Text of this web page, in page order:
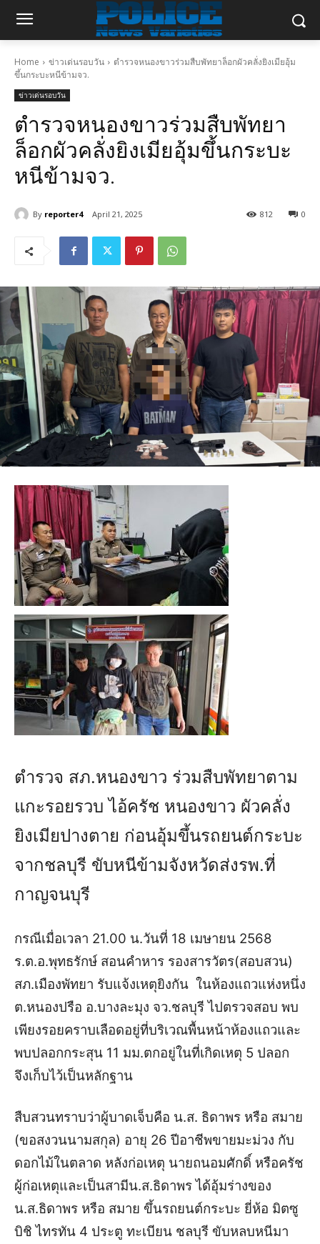
Home ข่าวเด่นรอบวัน
ตำรวจหนองขาวร่วมสืบพัทยาล็อกผัวคลั่งยิงเมียอุ้ม
ขึ้นกระบะหนีข้ามจว.
ข่าวเด่นรอบวัน
ตำรวจหนองขาวร่วมสืบพัทยา
ล็อกผัวคลั่งยิงเมียอุ้มขึ้นกระบะ
หนีข้ามจว.
By reporter4 April 21, 2025 0
812
ตำรวจ สภ.หนองขาว ร่วมสืบพัทยาตาม
แกะรอยรวบ ไอ้ครัช หนองขาว ผัวคลั่ง
ยิงเมียปางตาย ก่อนอุ้มขึ้นรถยนต์กระบะ
จากชลบุรี ขับหนีข้ามจังหวัดส่งรพ.ที่
กาญจนบุรี
กรณีเมื่อเวลา 21.00 น.วันที่ 18 เมษายน 2568
ร.ต.อ.พุทธรักษ์ สอนคําหาร รองสารวัตร(สอบสวน)
สภ.เมืองพัทยา รับแจ้งเหตุยิงกัน ในห้องแถวแห่งหนึ่ง
ต.หนองปรือ อ.บางละมุง จว.ชลบุรี ไปตรวจสอบ พบ
เพียงรอยคราบเลือดอยู่ที่บริเวณพื้นหน้าห้องแถวและ
พบปลอกกระสุน 11 มม.ตกอยู่ในที่เกิดเหตุ 5 ปลอก
จึงเก็บไว้เป็นหลักฐาน
สืบสวนทราบว่าผู้บาดเจ็บคือ น.ส. ธิดาพร หรือ สมาย
(ขอสงวนนามสกุล) อายุ 26 ปีอาชีพขายมะม่วง กับ
ดอกไม้ในตลาด หลังก่อเหตุ นายถนอมศักดิ์ หรือครัช
ผู้ก่อเหตุและเป็นสามีน.ส.ธิดาพร ได้อุ้มร่างของ
น.ส.ธิดาพร หรือ สมาย ขึ้นรถยนต์กระบะ ยี่ห้อ มิตซู
บิชิ ไทรทัน 4 ประตู ทะเบียน ชลบุรี ขับหลบหนีมา